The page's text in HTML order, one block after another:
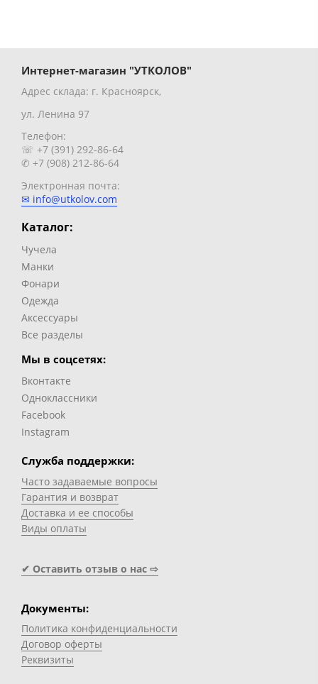
Интернет-магазин "УТКОЛОВ"
Адрес склада: г. Красноярск,
ул. Ленина 97
Телефон:
☏ +7 (391) 292-86-64
✆ +7 (908) 212-86-64
Электронная почта:
✉ info@utkolov.com
Каталог:
Чучела
Манки
Фонари
Одежда
Аксессуары
Все разделы
Мы в соцсетях:
Вконтакте
Одноклассники
Facebook
Instagram
Служба поддержки:
Часто задаваемые вопросы
Гарантия и возврат
Доставка и ее способы
Виды оплаты
✔ Оставить отзыв о нас ⇨
Документы:
Политика конфиденциальности
Договор оферты
Реквизиты